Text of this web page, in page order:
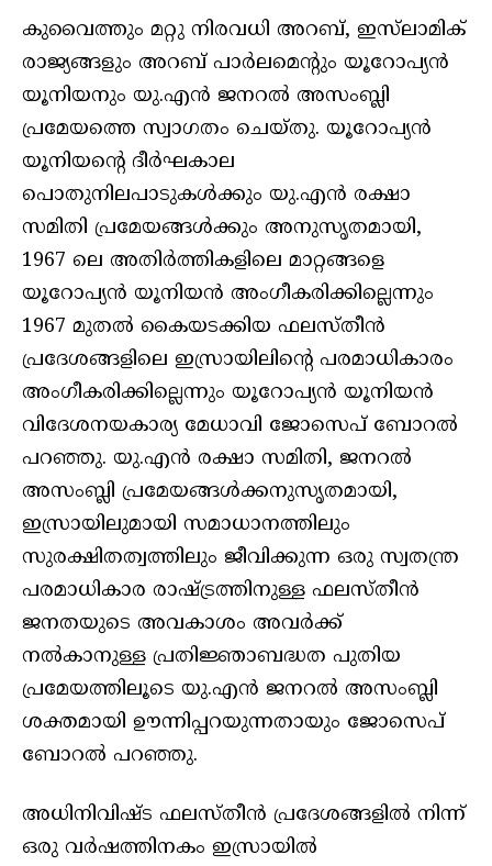
കുവൈത്തും മറ്റു നിരവധി അറബ്, ഇസ്‌ലാമിക്
രാജ്യങ്ങളും അറബ് പാര്‍ലമെന്റും യൂറോപ്യന്‍
യൂനിയനും യു.എന്‍ ജനറല്‍ അസംബ്ലി
പ്രമേയത്തെ സ്വാഗതം ചെയ്തു. യൂറോപ്യന്‍
യൂനിയന്റെ ദീര്‍ഘകാല
പൊതുനിലപാടുകള്‍ക്കും യു.എന്‍ രക്ഷാ
സമിതി പ്രമേയങ്ങള്‍ക്കും അനുസൃതമായി,
1967 ലെ അതിര്‍ത്തികളിലെ മാറ്റങ്ങളെ
യൂറോപ്യന്‍ യൂനിയന്‍ അംഗീകരിക്കില്ലെന്നും
1967 മുതല്‍ കൈയടക്കിയ ഫലസ്തീന്‍
പ്രദേശങ്ങളിലെ ഇസ്രായിലിന്റെ പരമാധികാരം
അംഗീകരിക്കില്ലെന്നും യൂറോപ്യന്‍ യൂനിയന്‍
വിദേശനയകാര്യ മേധാവി ജോസെപ് ബോറല്‍
പറഞ്ഞു. യു.എന്‍ രക്ഷാ സമിതി, ജനറല്‍
അസംബ്ലി പ്രമേയങ്ങള്‍ക്കനുസൃതമായി,
ഇസ്രായിലുമായി സമാധാനത്തിലും
സുരക്ഷിതത്വത്തിലും ജീവിക്കുന്ന ഒരു സ്വതന്ത്ര
പരമാധികാര രാഷ്ട്രത്തിനുള്ള ഫലസ്തീന്‍
ജനതയുടെ അവകാശം അവര്‍ക്ക്
നല്‍കാനുള്ള പ്രതിജ്ഞാബദ്ധത പുതിയ
പ്രമേയത്തിലൂടെ യു.എന്‍ ജനറല്‍ അസംബ്ലി
ശക്തമായി ഊന്നിപ്പറയുന്നതായും ജോസെപ്
ബോറല്‍ പറഞ്ഞു.
അധിനിവിഷ്ട ഫലസ്തീന്‍ പ്രദേശങ്ങളില്‍ നിന്ന്
ഒരു വര്‍ഷത്തിനകം ഇസ്രായില്‍